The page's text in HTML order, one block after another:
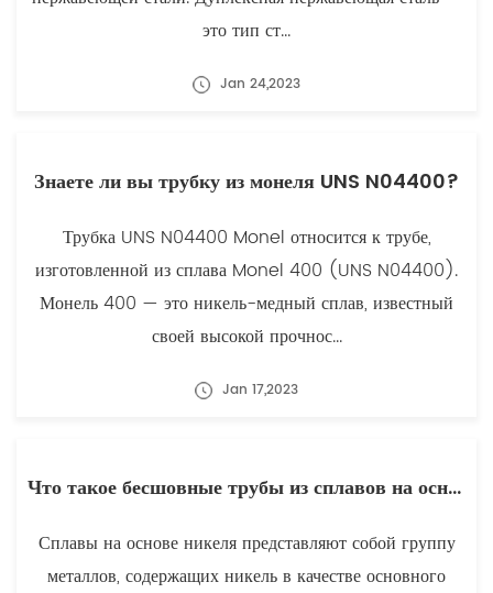
это тип ст...
Jan 24,2023
Знаете ли вы трубку из монеля UNS N04400?
Трубка UNS N04400 Monel относится к трубе,
изготовленной из сплава Monel 400 (UNS N04400).
Монель 400 — это никель-медный сплав, известный
своей высокой прочнос...
Jan 17,2023
Что такое бесшовные трубы из сплавов на основе никеля?
Сплавы на основе никеля представляют собой группу
металлов, содержащих никель в качестве основного